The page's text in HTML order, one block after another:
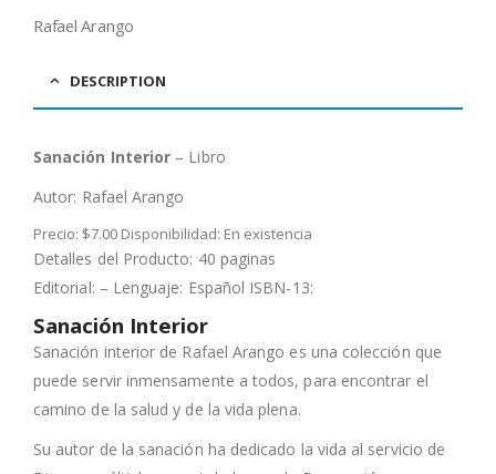
Rafael Arango
DESCRIPTION
Sanación Interior – Libro
Autor: Rafael Arango
Precio: $7.00 Disponibilidad: En existencia
Detalles del Producto: 40 paginas
Editorial: – Lenguaje: Español ISBN-13:
Sanación Interior
Sanación interior de Rafael Arango es una colección que
puede servir inmensamente a todos, para encontrar el
camino de la salud y de la vida plena.
Su autor de la sanación ha dedicado la vida al servicio de